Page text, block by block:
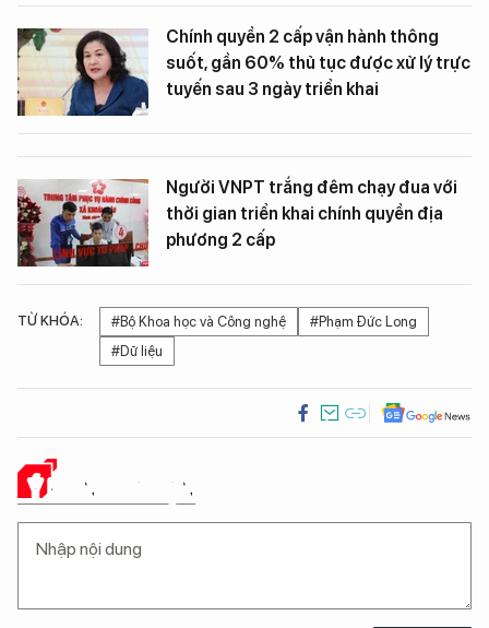
Chính quyền 2 cấp vận hành thông
suốt, gần 60% thủ tục được xử lý trực
tuyến sau 3 ngày triển khai
Người VNPT trắng đêm chạy đua với
thời gian triển khai chính quyền địa
phương 2 cấp
TỪ KHÓA: #Bộ Khoa học và Công nghệ
#Phạm Đức Long
#Dữ liệu
Ý KIẾN CỦA BẠN